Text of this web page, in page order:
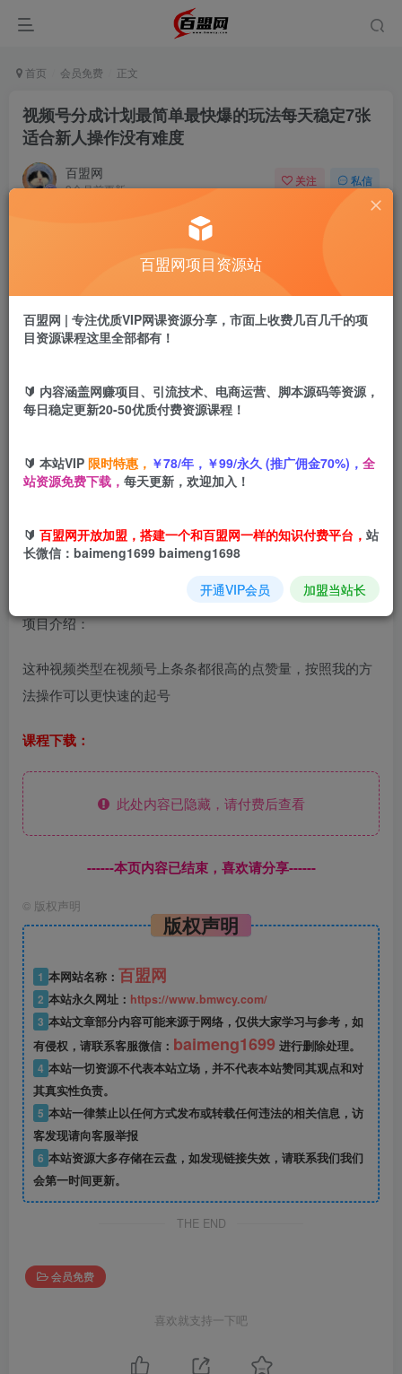
首页 会员免费 正文
视频号分成计划最简单最快爆的玩法每天稳定7张
适合新人操作没有难度
百盟网
9个月前更新
关注 私信
盟币9.9
立即购买
视频号分成计划最简单最快爆的玩法每天稳定7张适合新人操
项目介绍：
这种视频类型在视频号上条条都很高的点赞量，按照我的方
法操作可以更快速的起号
课程下载：
此处内容已隐藏，请付费后查看
------本页内容已结束，喜欢请分享------
© 版权声明
版权声明
1 本网站名称： 百盟网
2 本站永久网址： https://www.bmwcy.com/
3 本站文章部分内容可能来源于网络，仅供大家学习与参考，如
有侵权，请联系客服微信： baimeng1699 进行删除处理。
4 本站一切资源不代表本站立场，并不代表本站赞同其观点和对
其真实性负责。
5 本站一律禁止以任何方式发布或转载任何违法的相关信息，访
客发现请向客服举报
6 本站资源大多存储在云盘，如发现链接失效，请联系我们我们
会第一时间更新。
THE END
会员免费
喜欢就支持一下吧
百盟网项目资源站
百盟网 | 专注优质VIP网课资源分享，市面上收费几百几千的项
目资源课程这里全部都有！
🔰 内容涵盖网赚项目、引流技术、电商运营、脚本源码等资源，
每日稳定更新20-50优质付费资源课程！
🔰 本站VIP 限时特惠， ￥78/年，￥99/永久 (推广佣金70%)， 全
站资源免费下载， 每天更新，欢迎加入！
🔰 百盟网开放加盟，搭建一个和百盟网一样的知识付费平台， 站
长微信：baimeng1699 baimeng1698
开通VIP会员 加盟当站长